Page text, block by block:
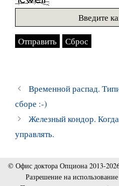
Временной распад.
сборе :-)
Железный кондор.
управлять.
© Офис доктора Опциона 2013-
Разрешение на